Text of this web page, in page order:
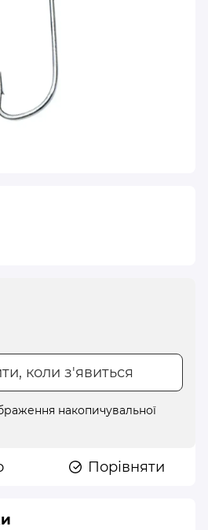
коли з'явиться
накопичувальної
Порівняти